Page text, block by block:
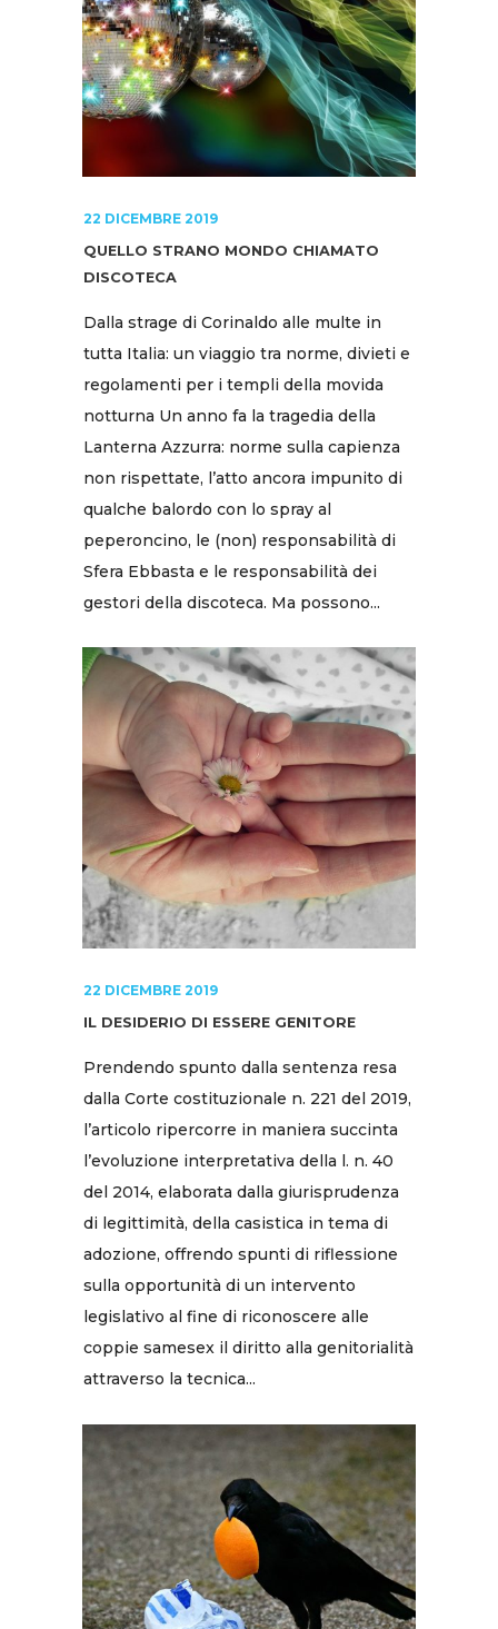
22 DICEMBRE 2019
QUELLO STRANO MONDO CHIAMATO
DISCOTECA
Dalla strage di Corinaldo alle multe in
tutta Italia: un viaggio tra norme, divieti e
regolamenti per i templi della movida
notturna Un anno fa la tragedia della
Lanterna Azzurra: norme sulla capienza
non rispettate, l’atto ancora impunito di
qualche balordo con lo spray al
peperoncino, le (non) responsabilità di
Sfera Ebbasta e le responsabilità dei
gestori della discoteca. Ma possono...
22 DICEMBRE 2019
IL DESIDERIO DI ESSERE GENITORE
Prendendo spunto dalla sentenza resa
dalla Corte costituzionale n. 221 del 2019,
l’articolo ripercorre in maniera succinta
l’evoluzione interpretativa della l. n. 40
del 2014, elaborata dalla giurisprudenza
di legittimità, della casistica in tema di
adozione, offrendo spunti di riflessione
sulla opportunità di un intervento
legislativo al fine di riconoscere alle
coppie samesex il diritto alla genitorialità
attraverso la tecnica...